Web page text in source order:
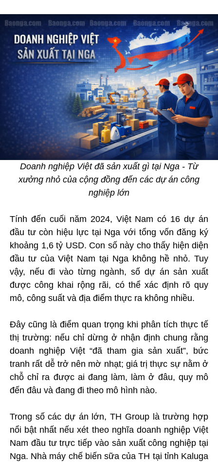
Doanh nghiệp Việt đã sản xuất gì tại Nga - Từ
xưởng nhỏ của cộng đồng đến các dự án công
nghiệp lớn
Tính đến cuối năm 2024, Việt Nam có 16 dự án
đầu tư còn hiệu lực tại Nga với tổng vốn đăng ký
khoảng 1,6 tỷ USD. Con số này cho thấy hiện diện
đầu tư của Việt Nam tại Nga không hề nhỏ. Tuy
vậy, nếu đi vào từng ngành, số dự án sản xuất
được công khai rộng rãi, có thể xác định rõ quy
mô, công suất và địa điểm thực ra không nhiều.
Đây cũng là điểm quan trọng khi phân tích thực tế
thị trường: nếu chỉ dừng ở nhận định chung rằng
doanh nghiệp Việt “đã tham gia sản xuất”, bức
tranh rất dễ trở nên mờ nhạt; giá trị thực sự nằm ở
chỗ chỉ ra được ai đang làm, làm ở đâu, quy mô
đến đâu và đang đi theo mô hình nào.
Trong số các dự án lớn, TH Group là trường hợp
nổi bật nhất nếu xét theo nghĩa doanh nghiệp Việt
Nam đầu tư trực tiếp vào sản xuất công nghiệp tại
Nga. Nhà máy chế biến sữa của TH tại tỉnh Kaluga